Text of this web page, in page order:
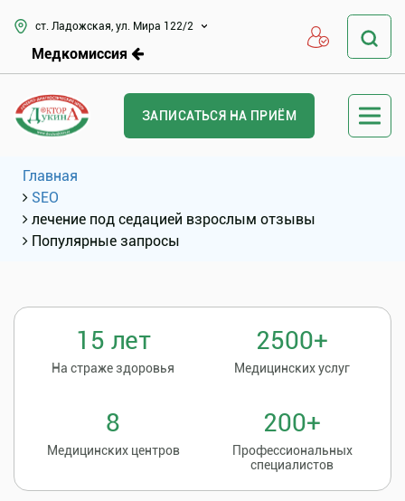
ст. Ладожская, ул. Мира 122/2
Медкомиссия
ЗАПИСАТЬСЯ НА ПРИЁМ
Главная
SEO
лечение под седацией взрослым отзывы
Популярные запросы
15 лет
На страже здоровья
2500+
Медицинских услуг
8
Медицинских центров
200+
Профессиональных
специалистов